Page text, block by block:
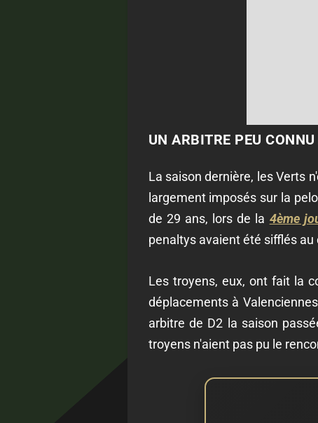
UN ARBITRE PEU
La saison dernière, les Verts
largement imposés sur la
de 29 ans, lors de la 4ème
penaltys avaient été sifflés au
Les troyens, eux, ont fait la
déplacements à
arbitre de D2 la saison
troyens n'aient pas pu le